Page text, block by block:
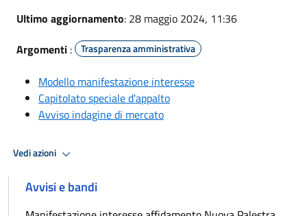
Ultimo aggiornamento: 28 maggio 2024, 11:36
Argomenti : Trasparenza amministrativa
Modello manifestazione interesse
Capitolato speciale d'appalto
Avviso indagine di mercato
Vedi azioni
Avvisi e bandi